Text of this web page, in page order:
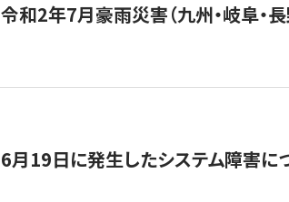
令和2年7月豪雨災害（九州・岐阜・
6月19日に発生したシステム障害に